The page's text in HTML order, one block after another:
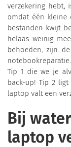
verzekering hebt,
omdat één
bestanden kwijt
helaas weinig
behoeden, zijn
Tip 1 die we je
back-up! Tip 2
laptop valt een
Bij
laptop